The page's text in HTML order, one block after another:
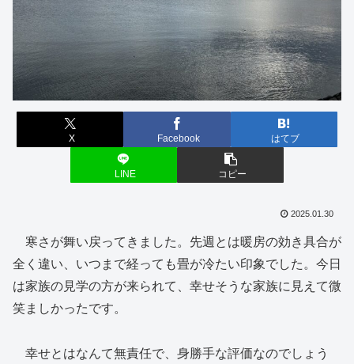
X Facebook はてブ
LINE コピー
2025.01.30
寒さが舞い戻ってきました。先週とは暖房の効き具合が
全く違い、いつまで経っても畳が冷たい印象でした。今日
は家族の見学の方が来られて、幸せそうな家族に見えて微
笑ましかったです。
幸せとはなんて無責任で、身勝手な評価なのでしょう